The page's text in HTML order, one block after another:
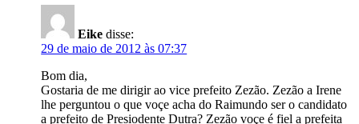
Eike disse:
29 de maio de 2012 às 07:37
Bom dia,
Gostaria de me dirigir ao vice prefeito Zezão. Zezão a Irene
lhe perguntou o que voçe acha do Raimundo ser o candidato
a prefeito de Presiodente Dutra? Zezão voçe é fiel a prefeita